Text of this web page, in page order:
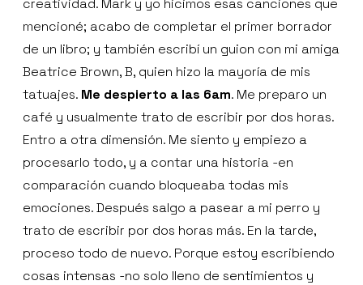
creatividad. Mark y yo hicimos esas canciones que
mencioné; acabo de completar el primer borrador
de un libro; y también escribí un guion con mi amiga
Beatrice Brown, B, quien hizo la mayoría de mis
tatuajes. Me despierto a las 6am. Me preparo un
café y usualmente trato de escribir por dos horas.
Entro a otra dimensión. Me siento y empiezo a
procesarlo todo, y a contar una historia -en
comparación cuando bloqueaba todas mis
emociones. Después salgo a pasear a mi perro y
trato de escribir por dos horas más. En la tarde,
proceso todo de nuevo. Porque estoy escribiendo
cosas intensas -no solo lleno de sentimientos y